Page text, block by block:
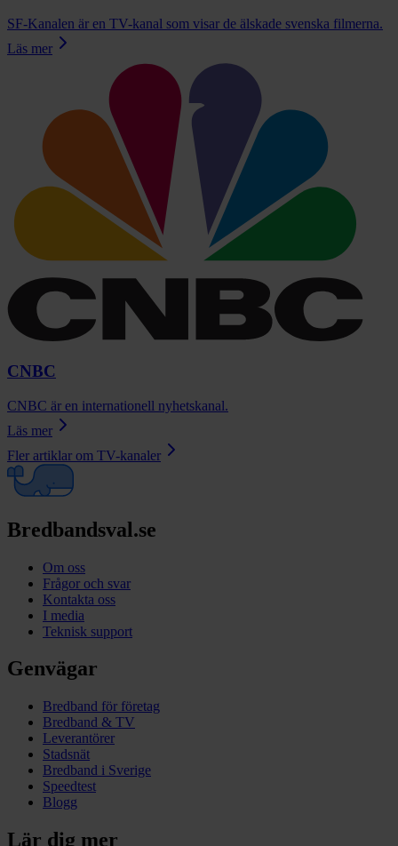
SF-Kanalen är en TV-kanal som visar de älskade svenska filmerna.
Läs mer
CNBC
CNBC är en internationell nyhetskanal.
Läs mer
Fler artiklar om TV-kanaler
Bredbandsval.se
Om oss
Frågor och svar
Kontakta oss
I media
Teknisk support
Genvägar
Bredband för företag
Bredband & TV
Leverantörer
Stadsnät
Bredband i Sverige
Speedtest
Blogg
Lär dig mer